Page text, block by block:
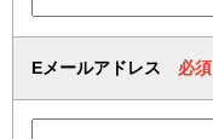
Eメールアドレス 必須